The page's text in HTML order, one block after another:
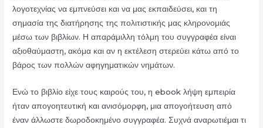
λογοτεχνίας να εμπνεύσει και να μας εκπαιδεύσει, και τη
σημασία της διατήρησης της πολιτιστικής μας κληρονομιάς
μέσω των βιβλίων. Η απαράμιλλη τόλμη του συγγραφέα είναι
αξιοθαύμαστη, ακόμα και αν η εκτέλεση στερεύει κάτω από το
βάρος των πολλών αφηγηματικών νημάτων.
Ενώ το βιβλίο είχε τους καιρούς του, η ebook λήψη εμπειρία
ήταν απογοητευτική και ανισόμορφη, μια απογοήτευση από
έναν άλλωστε δωροδοκημένο συγγραφέα. Συχνά αναρωτιέμαι τι